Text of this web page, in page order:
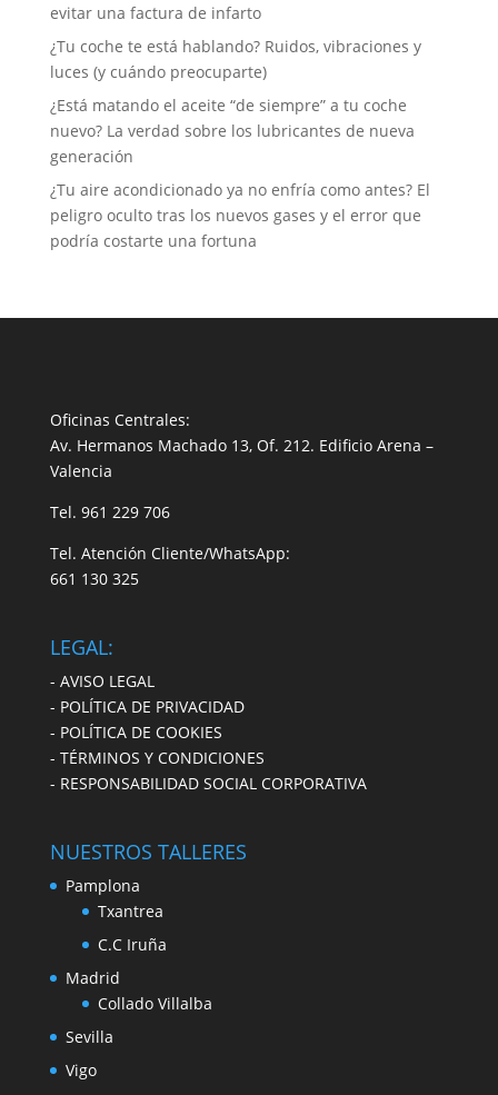
evitar una factura de infarto
¿Tu coche te está hablando? Ruidos, vibraciones y
luces (y cuándo preocuparte)
¿Está matando el aceite “de siempre” a tu coche
nuevo? La verdad sobre los lubricantes de nueva
generación
¿Tu aire acondicionado ya no enfría como antes? El
peligro oculto tras los nuevos gases y el error que
podría costarte una fortuna
Oficinas Centrales:
Av. Hermanos Machado 13, Of. 212. Edificio Arena –
Valencia
Tel. 961 229 706
Tel. Atención Cliente/WhatsApp:
661 130 325
LEGAL:
- AVISO LEGAL
- POLÍTICA DE PRIVACIDAD
- POLÍTICA DE COOKIES
- TÉRMINOS Y CONDICIONES
- RESPONSABILIDAD SOCIAL CORPORATIVA
NUESTROS TALLERES
Pamplona
Txantrea
C.C Iruña
Madrid
Collado Villalba
Sevilla
Vigo